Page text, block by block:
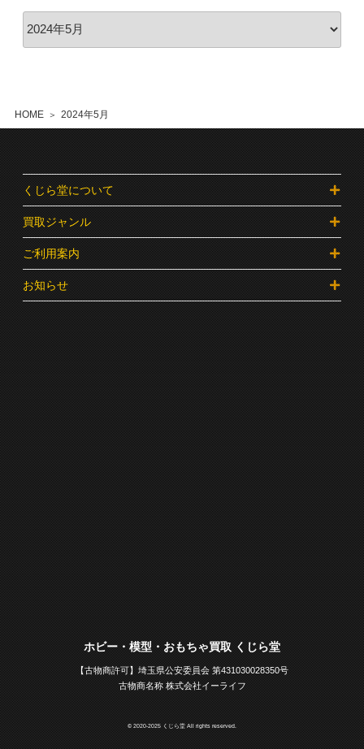
HOME 2024年5月
くじら堂について
買取ジャンル
ご利用案内
お知らせ
ホビー・模型・おもちゃ買取 くじら堂
【古物商許可】埼玉県公安委員会 第431030028350号
古物商名称 株式会社イーライフ
© 2020-2025 くじら堂 All rights reserved.